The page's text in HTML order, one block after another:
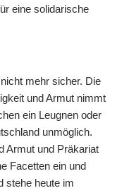
eine solidarische
mehr sicher. Die
und Armut nimmt
ein Leugnen oder
unmöglich.
Armut und Präkariat
Facetten ein und
stehe heute im